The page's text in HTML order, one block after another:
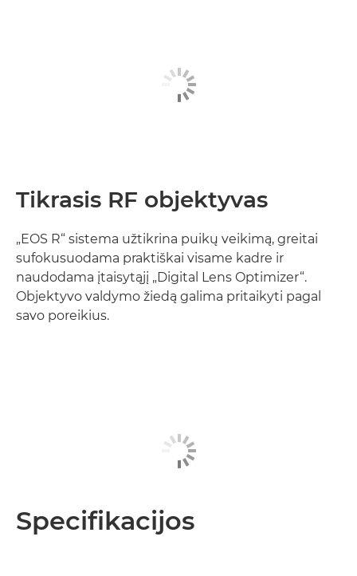
Tikrasis RF objektyvas
„EOS R“ sistema užtikrina puikų veikimą, greitai
sufokusuodama praktiškai visame kadre ir
naudodama įtaisytąjį „Digital Lens Optimizer“.
Objektyvo valdymo žiedą galima pritaikyti pagal
savo poreikius.
Specifikacijos